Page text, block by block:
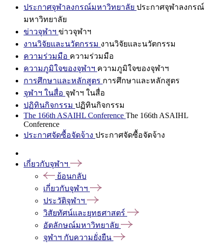
ประกาศจุฬาลงกรณ์มหาวิทยาลัย ประกาศจุฬาลงกรณ์
มหาวิทยาลัย
ข่าวจุฬาฯ ข่าวจุฬาฯ
งานวิจัยและนวัตกรรม งานวิจัยและนวัตกรรม
ความร่วมมือ ความร่วมมือ
ความภูมิใจของจุฬาฯ ความภูมิใจของจุฬาฯ
การศึกษาและหลักสูตร การศึกษาและหลักสูตร
จุฬาฯ ในสื่อ จุฬาฯ ในสื่อ
ปฏิทินกิจกรรม ปฏิทินกิจกรรม
The 166th ASAIHL Conference The 166th ASAIHL
Conference
ประกาศจัดซื้อจัดจ้าง ประกาศจัดซื้อจัดจ้าง
เกี่ยวกับจุฬาฯ
ย้อนกลับ
เกี่ยวกับจุฬาฯ
ประวัติจุฬาฯ
วิสัยทัศน์และยุทธศาสตร์
อัตลักษณ์มหาวิทยาลัย
จุฬาฯ กับความยั่งยืน